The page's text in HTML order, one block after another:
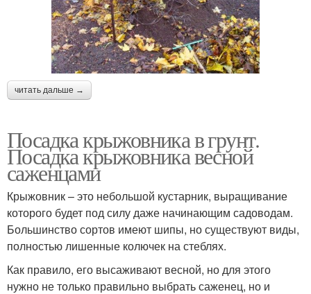
читать дальше →
Посадка крыжовника в грунт.
Посадка крыжовника весной
саженцами
Крыжовник – это небольшой кустарник, выращивание
которого будет под силу даже начинающим садоводам.
Большинство сортов имеют шипы, но существуют виды,
полностью лишенные колючек на стеблях.
Как правило, его высаживают весной, но для этого
нужно не только правильно выбрать саженец, но и